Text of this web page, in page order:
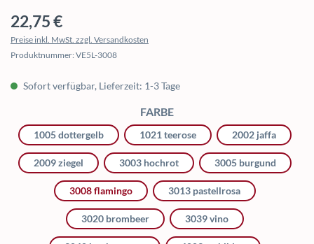
Regulärer Preis:
22,75 €
Preise inkl. MwSt. zzgl. Versandkosten
Produktnummer:VE5L-3008
Sofort verfügbar, Lieferzeit: 1-3 Tage
FARBEAUSWÄHLEN
1005 dottergelb 1021 teerose 2002 jaffa
2009 ziegel 3003 hochrot 3005 burgund
3008 flamingo 3013 pastellrosa
3020 brombeer 3039 vino